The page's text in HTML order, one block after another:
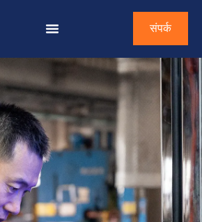
संपर्क